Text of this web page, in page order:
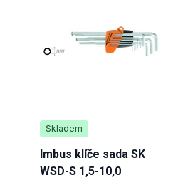
Skladem
Imbus klíče sada SK
WSD-S 1,5-10,0